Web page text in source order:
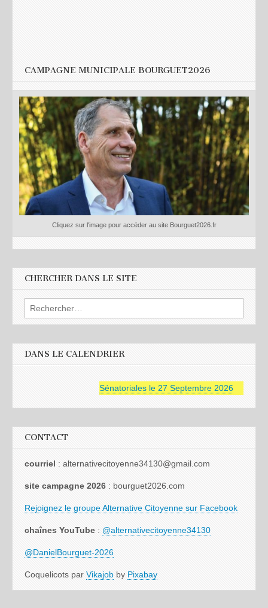
CAMPAGNE MUNICIPALE BOURGUET2026
Cliquez sur l'image pour accéder au site Bourguet2026.fr
CHERCHER DANS LE SITE
Rechercher :
DANS LE CALENDRIER
Sénatoriales le 27 Septembre 2026
CONTACT
courriel : alternativecitoyenne34130@gmail.com
site campagne 2026 : bourguet2026.com
Rejoignez le groupe Alternative Citoyenne sur Facebook
chaînes YouTube : @alternativecitoyenne34130
@DanielBourguet-2026
Coquelicots par Vikajob by Pixabay